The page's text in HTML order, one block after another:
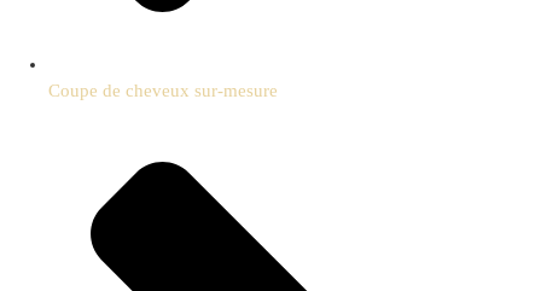
Coupe de cheveux sur-mesure